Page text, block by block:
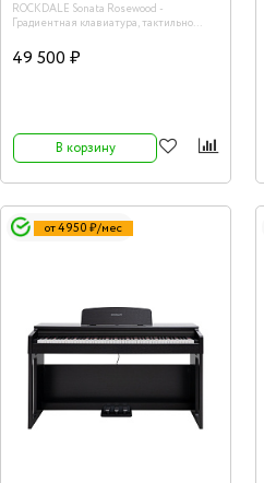
ROCKDALE Sonata Rosewood -
Градиентная клавиатура, тактильно
акустического рояля обеспечивает
реалистичный отклик клавиш, а
49 500 ₽
В корзину
от 4 950 ₽/мес